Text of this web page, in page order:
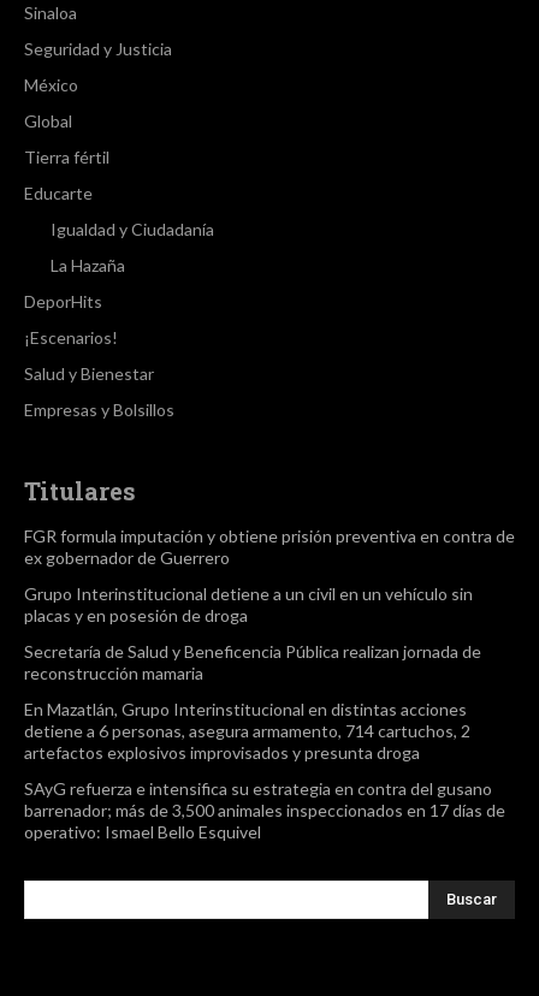
Sinaloa
Seguridad y Justicia
México
Global
Tierra fértil
Educarte
Igualdad y Ciudadanía
La Hazaña
DeporHits
¡Escenarios!
Salud y Bienestar
Empresas y Bolsillos
Titulares
FGR formula imputación y obtiene prisión preventiva en contra de
ex gobernador de Guerrero
Grupo Interinstitucional detiene a un civil en un vehículo sin
placas y en posesión de droga
Secretaría de Salud y Beneficencia Pública realizan jornada de
reconstrucción mamaria
En Mazatlán, Grupo Interinstitucional en distintas acciones
detiene a 6 personas, asegura armamento, 714 cartuchos, 2
artefactos explosivos improvisados y presunta droga
SAyG refuerza e intensifica su estrategia en contra del gusano
barrenador; más de 3,500 animales inspeccionados en 17 días de
operativo: Ismael Bello Esquivel
Buscar